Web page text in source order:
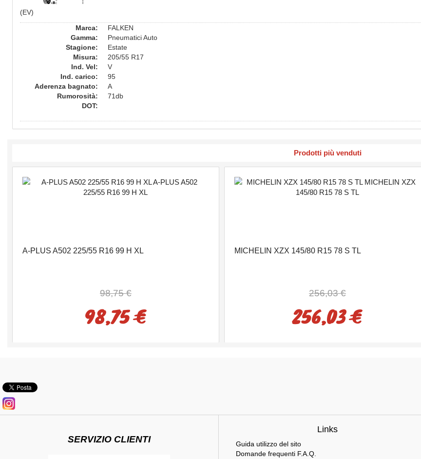
(EV)
Marca:
FALKEN
Gamma:
Pneumatici Auto
Stagione:
Estate
Misura:
205/55 R17
Ind. Vel:
V
Ind. carico:
95
Aderenza bagnato:
A
Rumorosità:
71db
DOT:
Prodotti più venduti
A-PLUS A502 225/55 R16 99 H XL
98,75 €
98,75 €
MICHELIN XZX 145/80 R15 78 S TL
256,03 €
256,03 €
SERVIZIO CLIENTI
Links
Guida utilizzo del sito
Domande frequenti F.A.Q.